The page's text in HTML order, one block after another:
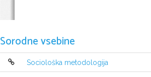
Sorodne vsebine
Sociološka metodologija